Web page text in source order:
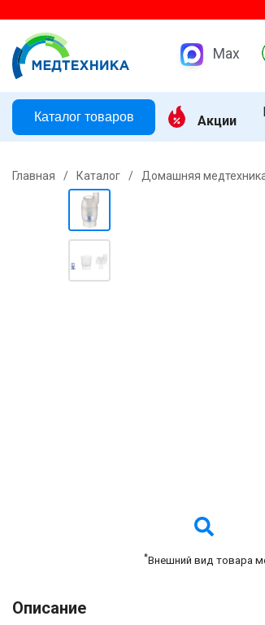
Max
Каталог товаров Акции
Главная / Каталог / Домашняя
*Внешний вид товара
Описание